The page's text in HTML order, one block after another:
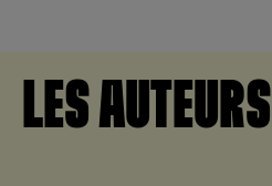
LES AUTEURS